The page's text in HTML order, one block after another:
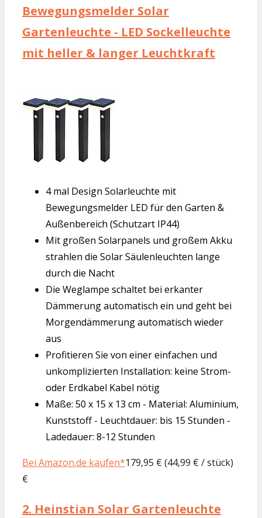
Bewegungsmelder Solar
Gartenleuchte - LED Sockelleuchte
mit heller & langer Leuchtkraft
4 mal Design Solarleuchte mit
Bewegungsmelder LED für den Garten &
Außenbereich (Schutzart IP44)
Mit großen Solarpanels und großem Akku
strahlen die Solar Säulenleuchten lange
durch die Nacht
Die Weglampe schaltet bei erkanter
Dämmerung automatisch ein und geht bei
Morgendämmerung automatisch wieder
aus
Profitieren Sie von einer einfachen und
unkomplizierten Installation: keine Strom-
oder Erdkabel Kabel nötig
Maße: 50 x 15 x 13 cm - Material: Aluminium,
Kunststoff - Leuchtdauer: bis 15 Stunden -
Ladedauer: 8-12 Stunden
Bei Amazon.de kaufen*179,95 € (44,99 € / stück)
€
2. Heinstian Solar Gartenleuchte